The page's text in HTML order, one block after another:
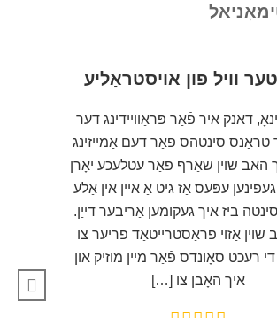
וויל פון אויסטראַליע
דאנק איר פֿאַר פּראַוויידינג דער
סינטהס פֿאַר דעם אַמייזינג
האב שוין שאַרף פֿאַר עטלעכע יאָרן
עפּעס אַז גיט אַ איין אין אַלע
ביז איך געקומען אַריבער דייַן.
שוין אַזוי פראַסטרייטאַד פריער צו
די רעכט סאָונדס פֿאַר מיין מוזיק און
איך האָבן צו […]